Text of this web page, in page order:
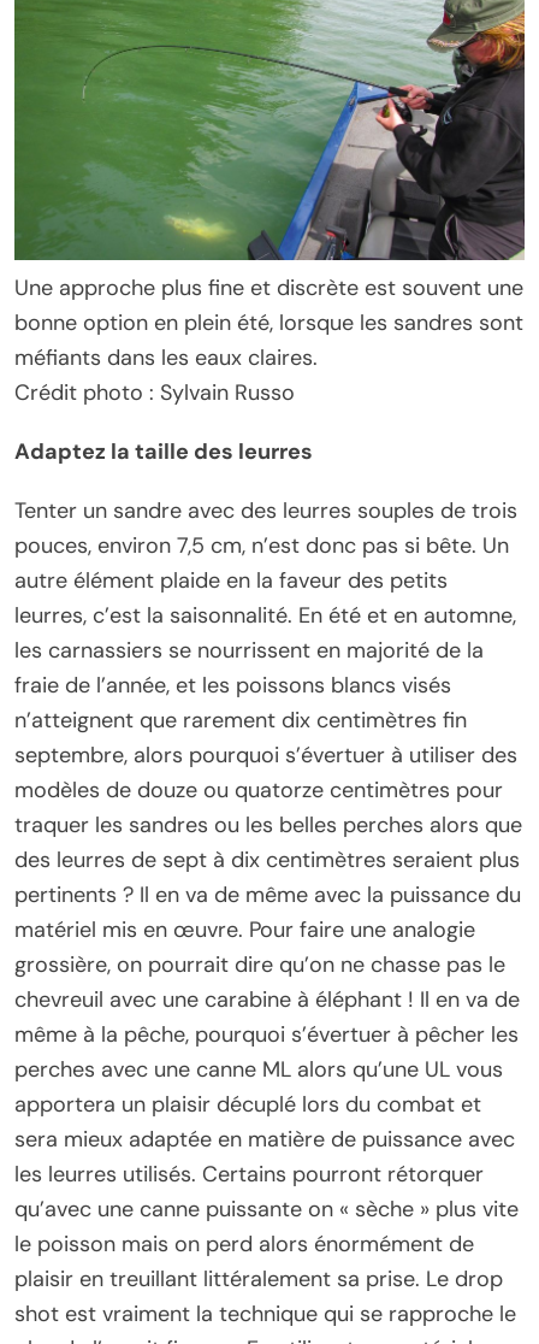
Une approche plus fine et discrète est souvent une
bonne option en plein été, lorsque les sandres sont
méfiants dans les eaux claires.
Crédit photo : Sylvain Russo
Adaptez la taille des leurres
Tenter un sandre avec des leurres souples de trois
pouces, environ 7,5 cm, n’est donc pas si bête. Un
autre élément plaide en la faveur des petits
leurres, c’est la saisonnalité. En été et en automne,
les carnassiers se nourrissent en majorité de la
fraie de l’année, et les poissons blancs visés
n’atteignent que rarement dix centimètres fin
septembre, alors pourquoi s’évertuer à utiliser des
modèles de douze ou quatorze centimètres pour
traquer les sandres ou les belles perches alors que
des leurres de sept à dix centimètres seraient plus
pertinents ? Il en va de même avec la puissance du
matériel mis en œuvre. Pour faire une analogie
grossière, on pourrait dire qu’on ne chasse pas le
chevreuil avec une carabine à éléphant ! Il en va de
même à la pêche, pourquoi s’évertuer à pêcher les
perches avec une canne ML alors qu’une UL vous
apportera un plaisir décuplé lors du combat et
sera mieux adaptée en matière de puissance avec
les leurres utilisés. Certains pourront rétorquer
qu’avec une canne puissante on « sèche » plus vite
le poisson mais on perd alors énormément de
plaisir en treuillant littéralement sa prise. Le drop
shot est vraiment la technique qui se rapproche le